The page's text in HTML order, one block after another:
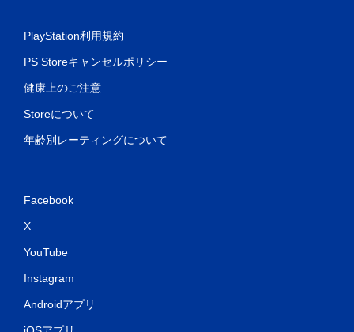
PlayStation利用規約
PS Storeキャンセルポリシー
健康上のご注意
Storeについて
年齢別レーティングについて
Facebook
X
YouTube
Instagram
Androidアプリ